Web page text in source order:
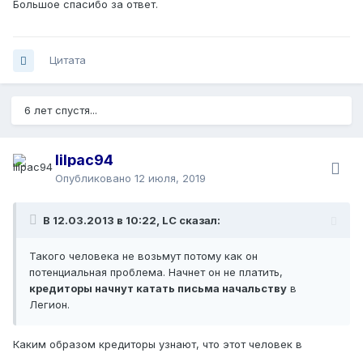
Большое спасибо за ответ.
Цитата
6 лет спустя...
lilpac94
Опубликовано 12 июля, 2019
В 12.03.2013 в 10:22, LC сказал:
Такого человека не возьмут потому как он
потенциальная проблема. Начнет он не платить,
кредиторы начнут катать письма начальству в
Легион.
Каким образом кредиторы узнают, что этот человек в